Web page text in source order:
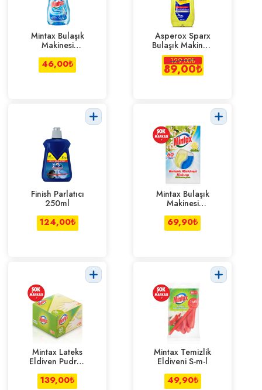
Mintax Bulaşık
Makinesi
Parlatıcısı 450
ml
46,00₺
Asperox Sparx
Bulaşık Makinesi
Parlatıcısı 400
Ml
129,00₺
89,00₺
Finish Parlatıcı
250ml
124,00₺
Mintax Bulaşık
Makinesi
Kokusu
69,90₺
Mintax Lateks
Eldiven Pudralı
50 Adet
139,00₺
Mintax Temizlik
Eldiveni S-m-l
49,90₺